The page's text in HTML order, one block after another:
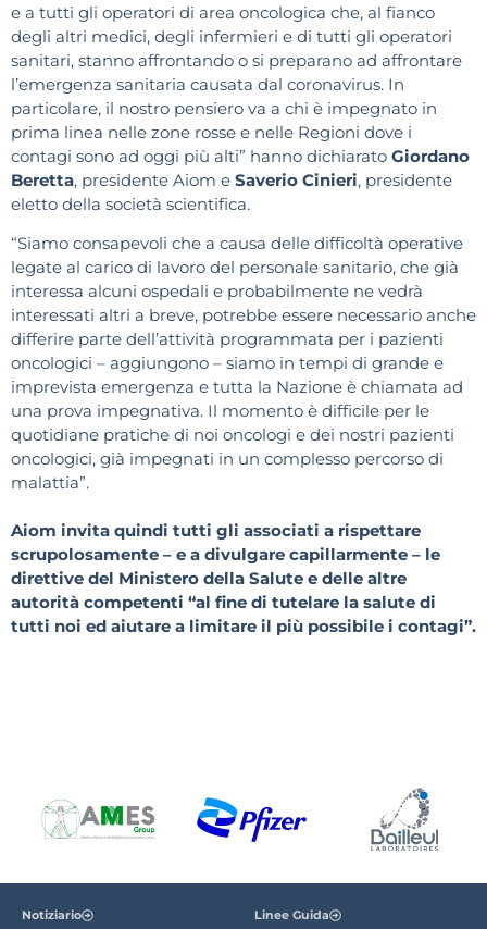
e a tutti gli operatori di area oncologica che, al fianco
degli altri medici, degli infermieri e di tutti gli operatori
sanitari, stanno affrontando o si preparano ad affrontare
l’emergenza sanitaria causata dal coronavirus. In
particolare, il nostro pensiero va a chi è impegnato in
prima linea nelle zone rosse e nelle Regioni dove i
contagi sono ad oggi più alti” hanno dichiarato Giordano
Beretta, presidente Aiom e Saverio Cinieri, presidente
eletto della società scientifica.
“Siamo consapevoli che a causa delle difficoltà operative
legate al carico di lavoro del personale sanitario, che già
interessa alcuni ospedali e probabilmente ne vedrà
interessati altri a breve, potrebbe essere necessario anche
differire parte dell’attività programmata per i pazienti
oncologici – aggiungono – siamo in tempi di grande e
imprevista emergenza e tutta la Nazione è chiamata ad
una prova impegnativa. Il momento è difficile per le
quotidiane pratiche di noi oncologi e dei nostri pazienti
oncologici, già impegnati in un complesso percorso di
malattia”.
Aiom invita quindi tutti gli associati a rispettare
scrupolosamente – e a divulgare capillarmente – le
direttive del Ministero della Salute e delle altre
autorità competenti “al fine di tutelare la salute di
tutti noi ed aiutare a limitare il più possibile i contagi”.
Notiziario
Linee Guida